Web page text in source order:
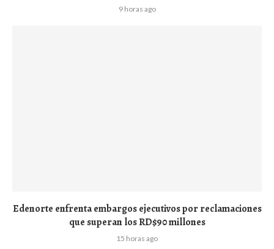
9 horas ago
Edenorte enfrenta embargos ejecutivos por reclamaciones
que superan los RD$90 millones
15 horas ago